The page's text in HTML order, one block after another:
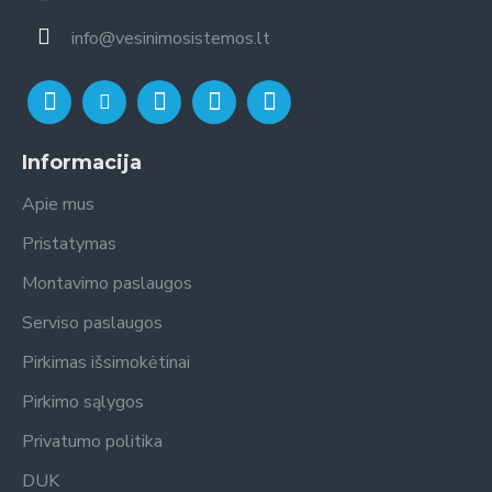
sukurti taip, kad būtų kuo efektyviau vartojama energija. Tai
mažesnį poveikį aplinkai. Šilumos siurblio technologija ir
saulės energijos integravimo galimybės užtikrina papildomą
Patikimas karšto vandens tiekimas:
kasdienis namų ūkio naudojimas, ar komercinės paskirties
svarbus. Mūsų vandens šildytuvai užtikrina nuolatinį
veikimą, todėl niekada nereikės nerimauti, kad pritrūks
karšto vandens.
Patvarumas ir ilgaamžiškumas:
„Sunsystem“ vandens šildytuvai pagaminti iš aukštos
sprendimus, kad atlaikytų laiko išbandymą. Jų tvirta
konstrukcija sumažina dažno remonto ar keitimo poreikį,
info@vesinimosistemos.lt
Informacija
Apie mus
Pristatymas
Montavimo paslaugos
Serviso paslaugos
Pirkimas išsimokėtinai
Pirkimo sąlygos
Privatumo politika
DUK